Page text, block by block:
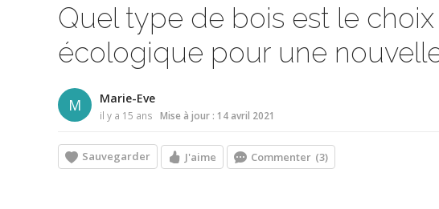
Quel type de bois est le
écologique pour une
M Marie-Eve
il y a 15 ans Mise à jour : 14 avril 2021
Sauvegarder J'aime Commenter (3)